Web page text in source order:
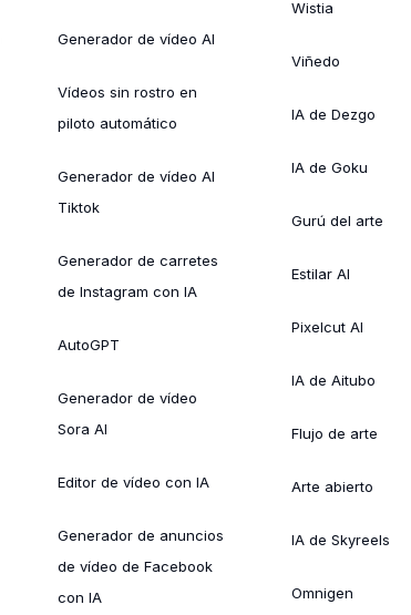
Generador de vídeo AI
Vídeos sin rostro en
piloto automático
Generador de vídeo AI
Tiktok
Generador de carretes
de Instagram con IA
AutoGPT
Generador de vídeo
Sora AI
Editor de vídeo con IA
Generador de anuncios
de vídeo de Facebook
con IA
Wistia
Viñedo
IA de Dezgo
IA de Goku
Gurú del arte
Estilar AI
Pixelcut AI
IA de Aitubo
Flujo de arte
Arte abierto
IA de Skyreels
Omnigen